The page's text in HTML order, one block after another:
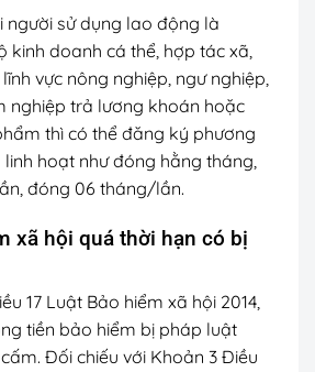
người sử dụng lao động là
kinh doanh cá thể, hợp tác xã,
vực nông nghiệp, ngư nghiệp,
nghiệp trả lương khoán hoặc
thì có thể đăng ký phương
linh hoạt như đóng hằng tháng,
đóng 06 tháng/lần.
xã hội quá thời hạn có bị
17 Luật Bảo hiểm xã hội 2014,
tiền bảo hiểm bị pháp luật
Đối chiếu với Khoản 3 Điều